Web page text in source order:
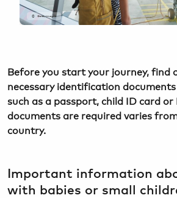
GettyImages
Before you start your journey, find
necessary identification
such as a passport, child ID card
documents are required varies
country.
Important information
with babies or small